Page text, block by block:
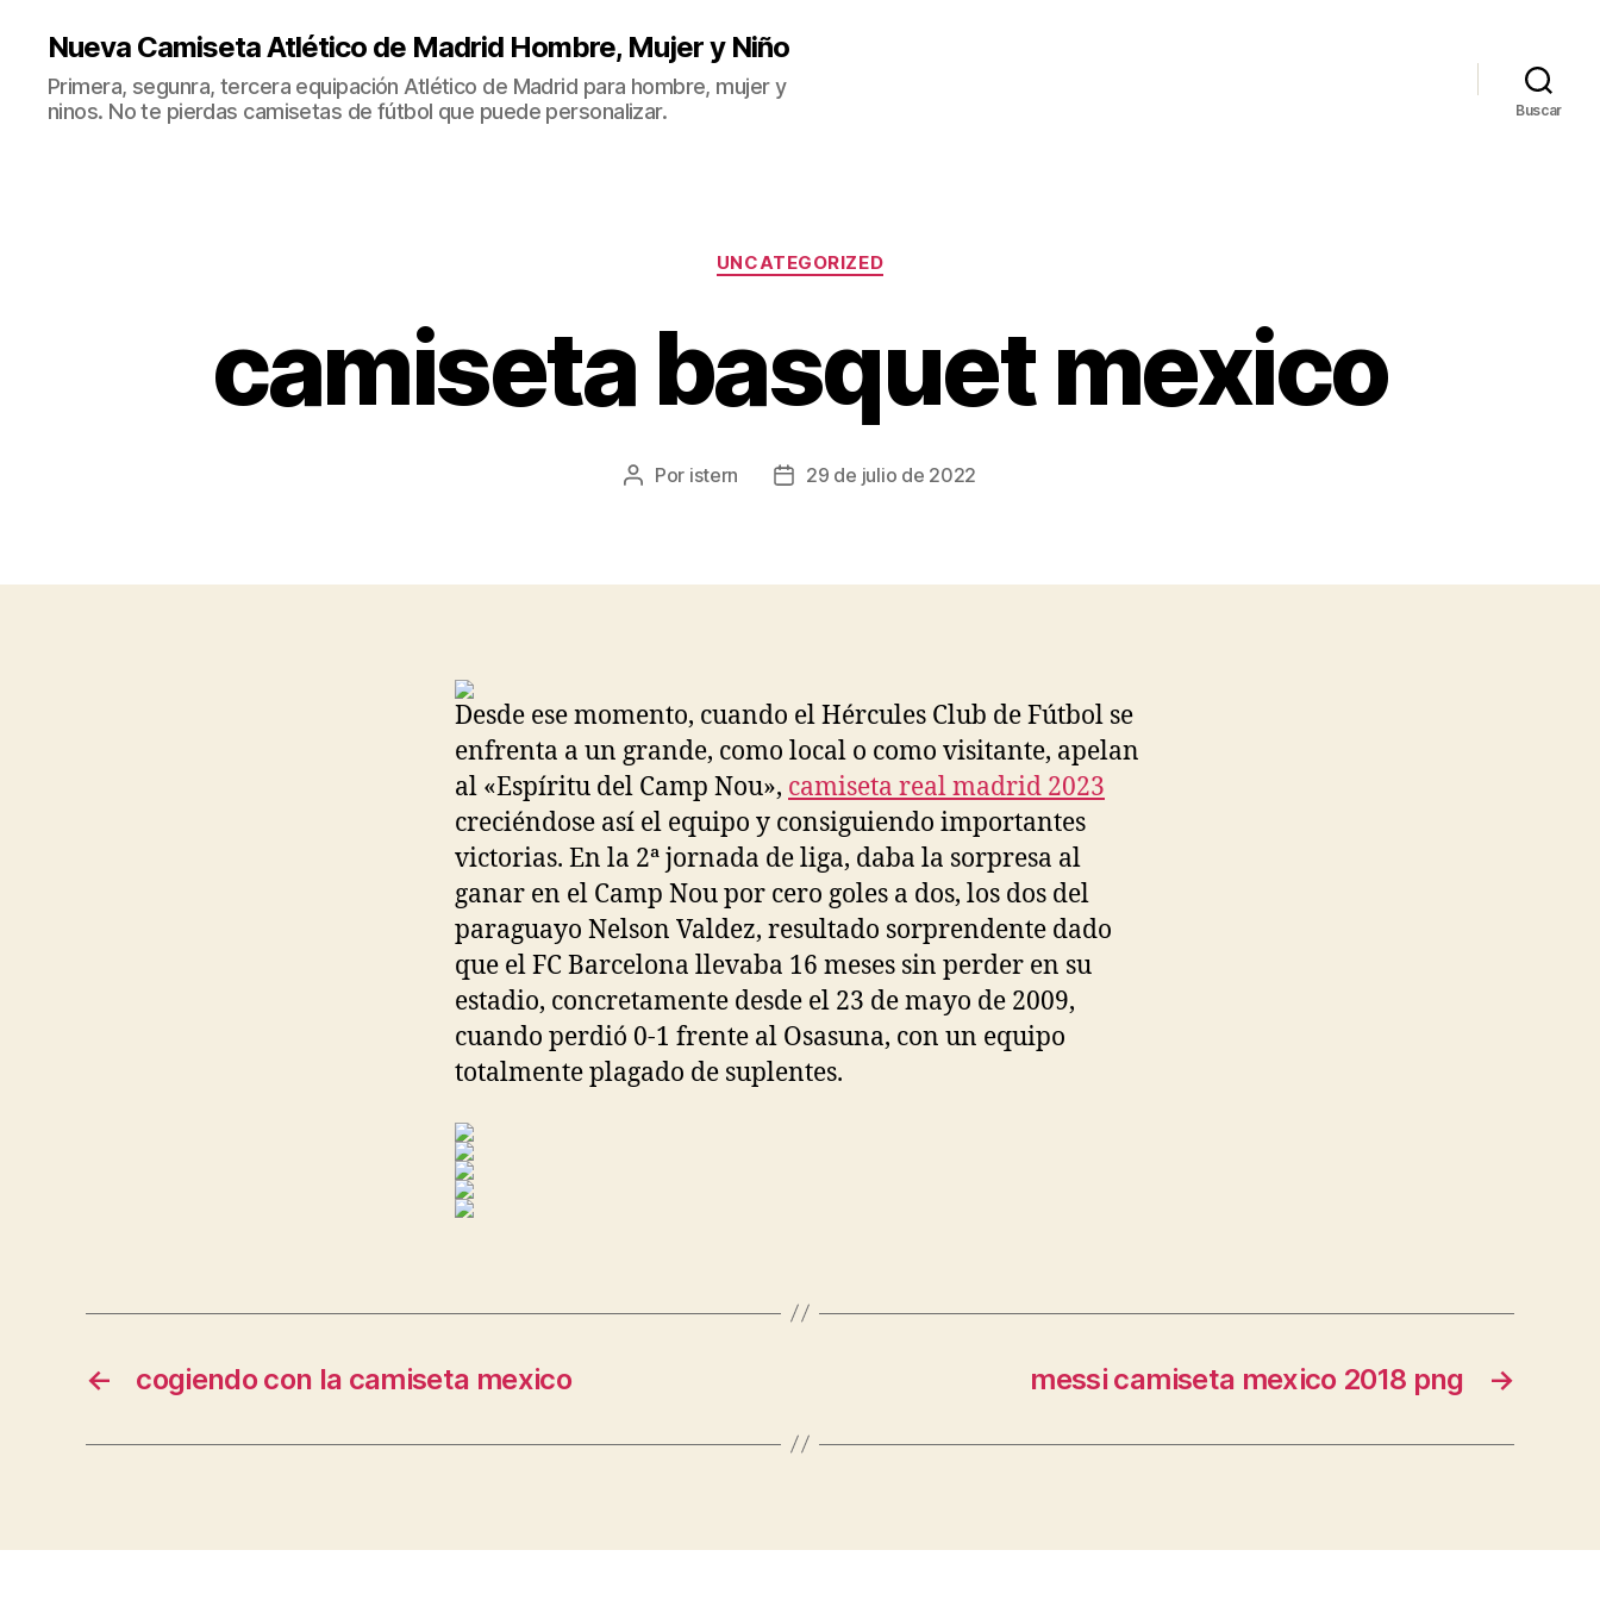
Nueva Camiseta Atlético de Madrid Hombre, Mujer y Niño
Primera, segunra, tercera equipación Atlético de Madrid para hombre, mujer y
ninos. No te pierdas camisetas de fútbol que puede personalizar.
Buscar
Categorías
UNCATEGORIZED
camiseta basquet mexico
Autor
Por istern
Fecha29 de julio de 2022
Desde ese momento, cuando el Hércules Club de Fútbol se
enfrenta a un grande, como local o como visitante, apelan
al «Espíritu del Camp Nou», camiseta real madrid 2023
creciéndose así el equipo y consiguiendo importantes
victorias. En la 2ª jornada de liga, daba la sorpresa al
ganar en el Camp Nou por cero goles a dos, los dos del
paraguayo Nelson Valdez, resultado sorprendente dado
que el FC Barcelona llevaba 16 meses sin perder en su
estadio, concretamente desde el 23 de mayo de 2009,
cuando perdió 0-1 frente al Osasuna, con un equipo
totalmente plagado de suplentes.
← cogiendo con la camiseta mexico →
messi camiseta mexico 2018 png